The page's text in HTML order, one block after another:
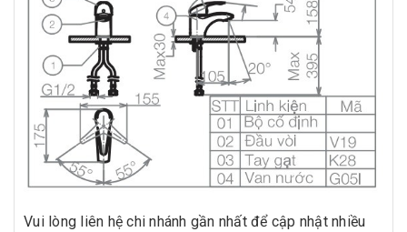
Vui lòng liên hệ chi nhánh gần nhất để cập nhật nhiều